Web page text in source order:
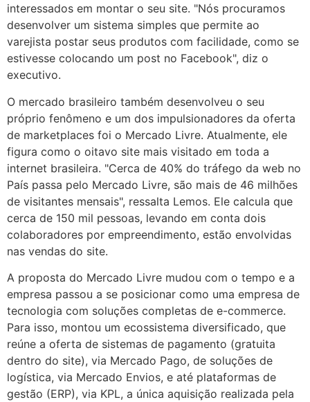
interessados em montar o seu site. "Nós procuramos
desenvolver um sistema simples que permite ao
varejista postar seus produtos com facilidade, como se
estivesse colocando um post no Facebook", diz o
executivo.
O mercado brasileiro também desenvolveu o seu
próprio fenômeno e um dos impulsionadores da oferta
de marketplaces foi o Mercado Livre. Atualmente, ele
figura como o oitavo site mais visitado em toda a
internet brasileira. "Cerca de 40% do tráfego da web no
País passa pelo Mercado Livre, são mais de 46 milhões
de visitantes mensais", ressalta Lemos. Ele calcula que
cerca de 150 mil pessoas, levando em conta dois
colaboradores por empreendimento, estão envolvidas
nas vendas do site.
A proposta do Mercado Livre mudou com o tempo e a
empresa passou a se posicionar como uma empresa de
tecnologia com soluções completas de e-commerce.
Para isso, montou um ecossistema diversificado, que
reúne a oferta de sistemas de pagamento (gratuita
dentro do site), via Mercado Pago, de soluções de
logística, via Mercado Envios, e até plataformas de
gestão (ERP), via KPL, a única aquisição realizada pela